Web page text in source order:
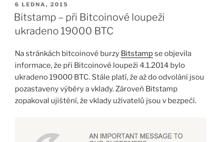
PUBLIKOVÁNO
6 LEDNA, 2015
Bitstamp – při Bitcoinové loupeži
ukradeno 19000 BTC
Na stránkách bitcoinové burzy Bitstampse objevila
informace, že při Bitcoinové loupeži 4.1.2014 bylo
ukradeno 19000 BTC. Stále platí, že až do odvolání jsou
pozastaveny výběry a vklady. Zároveň Bitstamp
zopakoval ujištění, že vklady uživatelů jsou v bezpečí.